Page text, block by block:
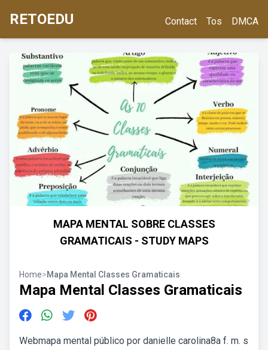
RETOEDU Contact Tos DMCA
MAPA MENTAL SOBRE CLASSES
GRAMATICAIS - STUDY MAPS
Home>Mapa Mental Classes Gramaticais
Mapa Mental Classes Gramaticais
Webmapa mental público por danielle carolina8a f. m. s